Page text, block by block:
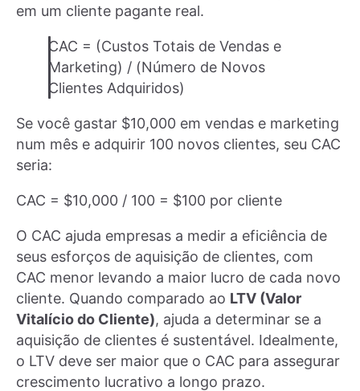
em um cliente pagante real.
CAC = (Custos Totais de Vendas e
Marketing) / (Número de Novos
Clientes Adquiridos)
Se você gastar $10,000 em vendas e marketing
num mês e adquirir 100 novos clientes, seu CAC
seria:
CAC = $10,000 / 100 = $100 por cliente
O CAC ajuda empresas a medir a eficiência de
seus esforços de aquisição de clientes, com
CAC menor levando a maior lucro de cada novo
cliente. Quando comparado ao LTV (Valor
Vitalício do Cliente), ajuda a determinar se a
aquisição de clientes é sustentável. Idealmente,
o LTV deve ser maior que o CAC para assegurar
crescimento lucrativo a longo prazo.